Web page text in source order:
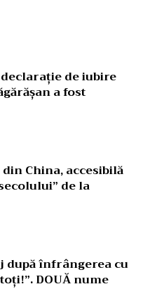
de iubire
a fost
China, accesibilă
de la
după înfrângerea cu
DOUĂ nume